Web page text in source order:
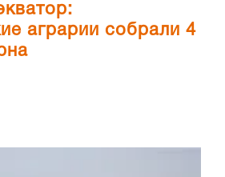
аграрии собрали 4